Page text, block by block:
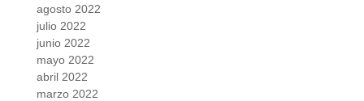
agosto 2022
julio 2022
junio 2022
mayo 2022
abril 2022
marzo 2022